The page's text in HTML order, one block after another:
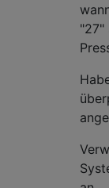
"27"